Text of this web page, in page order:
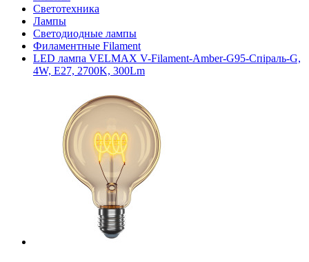
Светотехника
Лампы
Светодиодные лампы
Филаментные Filament
LED лампа VELMAX V-Filament-Amber-G95-Спіраль-G,
4W, E27, 2700K, 300Lm